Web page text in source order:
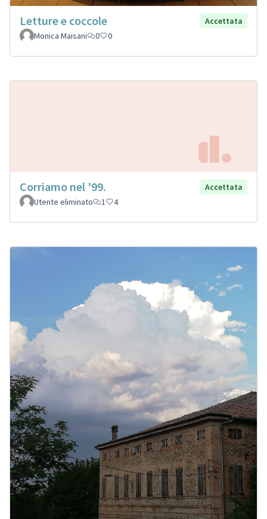
Letture e coccole
Accettata
Monica Maisani
0 0
Corriamo nel '99.
Accettata
Utente eliminato
1 4